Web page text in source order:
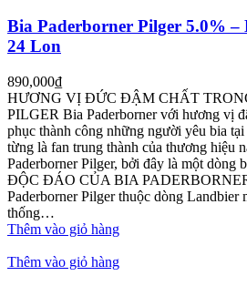
Bia Paderborner Pilger 5.0%
24 Lon
890,000₫
HƯƠNG VỊ ĐỨC ĐẬM CHẤT
PILGER Bia Paderborner với hương vị
phục thành công những người yêu bia
từng là fan trung thành của thương hiệu
Paderborner Pilger, bởi đây là một dòng
ĐỘC ĐÁO CỦA BIA
Paderborner Pilger thuộc dòng Landbier
thống…
Thêm vào giỏ hàng
Thêm vào giỏ hàng